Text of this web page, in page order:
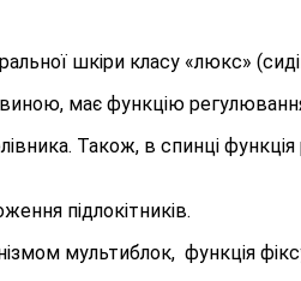
шкіри класу «люкс»
має функцію
Також, в спинці
підлокітників.
мультиблок, функція